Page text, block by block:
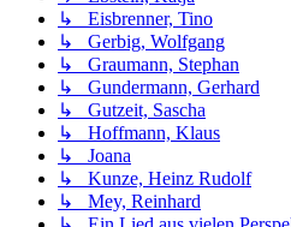
↳ Eisbrenner, Tino
↳ Gerbig, Wolfgang
↳ Graumann, Stephan
↳ Gundermann, Gerhard
↳ Gutzeit, Sascha
↳ Hoffmann, Klaus
↳ Joana
↳ Kunze, Heinz Rudolf
↳ Mey, Reinhard